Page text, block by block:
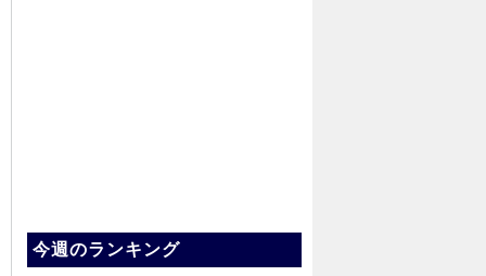
今週のランキング